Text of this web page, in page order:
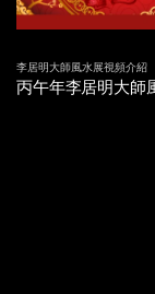
李居明大師風水展視頻介紹